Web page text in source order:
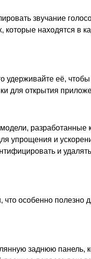
звучание
которые находятся в
её,
для открытия
разработанные
упрощения и
и
особенно полезно
заднюю панель,